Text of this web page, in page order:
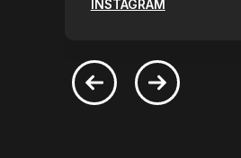
INSTAGRAM